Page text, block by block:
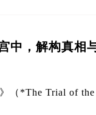
中，解构真相
（*The Trial of